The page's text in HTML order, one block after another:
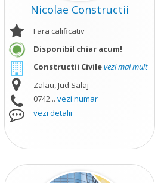
Nicolae Constructii
Fara calificativ
Disponibil chiar acum!
Constructii Civilevezi mai mult
Zalau, Jud Salaj
0742...vezi numar
vezi detalii